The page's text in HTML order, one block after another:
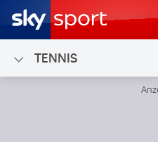
TENNIS